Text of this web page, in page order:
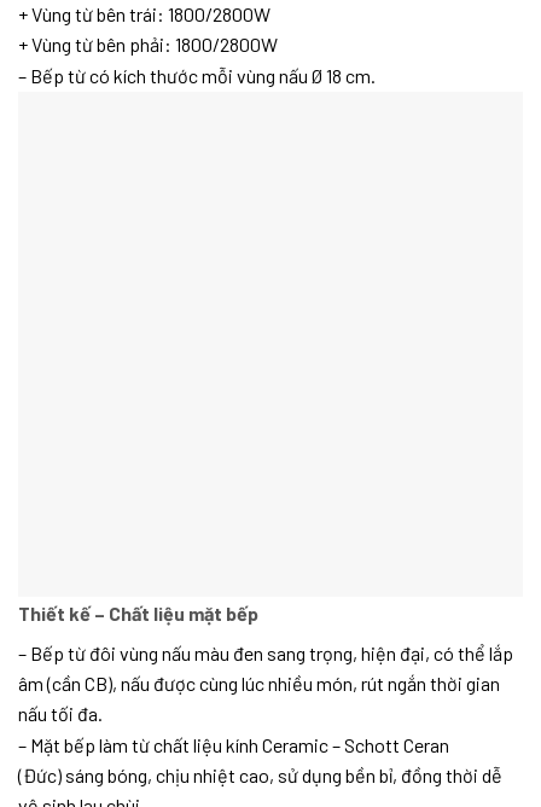
+ Vùng từ bên trái: 1800/2800W
+ Vùng từ bên phải: 1800/2800W
– Bếp từ có kích thước mỗi vùng nấu Ø 18 cm.
Thiết kế – Chất liệu mặt bếp
– Bếp từ đôi vùng nấu màu đen sang trọng, hiện đại, có thể lắp
âm (cần CB), nấu được cùng lúc nhiều món, rút ngắn thời gian
nấu tối đa.
– Mặt bếp làm từ chất liệu kính Ceramic – Schott Ceran
(Đức) sáng bóng, chịu nhiệt cao, sử dụng bền bỉ, đồng thời dễ